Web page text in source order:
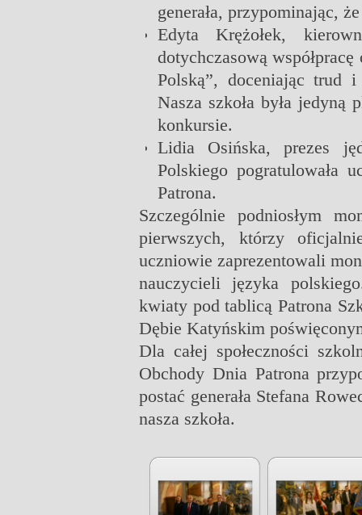
generała, przypominając,
Edyta Krężołek,
dotychczasową
Polską”, doceniając trud
Nasza szkoła była
konkursie.
Lidia Osińska, prezes
Polskiego pogratulowała
Patrona.
Szczególnie podniosłym
pierwszych, którzy
uczniowie zaprezentowali
nauczycieli języka
kwiaty pod tablicą Patrona
Dębie Katyńskim
Dla całej społeczności
Obchody Dnia Patrona
postać generała Stefana
nasza szkoła.